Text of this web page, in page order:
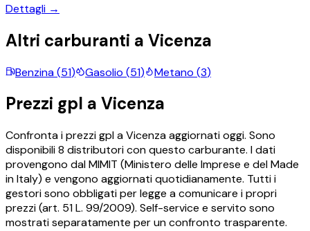
Dettagli →
Altri carburanti a Vicenza
Benzina(51) Gasolio (51) Metano (3)
Prezzi gpl a Vicenza
Confronta i prezzigplaVicenzaaggiornati oggi. Sono
disponibili8 distributori con questo carburante. I dati
provengono dal MIMIT (Ministero delle Imprese e del Made
in Italy) e vengono aggiornati quotidianamente. Tutti i
gestori sono obbligati per legge a comunicare i propri
prezzi (art. 51 L. 99/2009). Self-service e servito sono
mostrati separatamente per un confronto trasparente.